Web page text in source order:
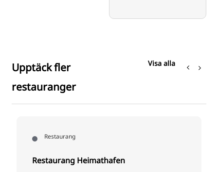
Upptäck fler
restauranger
Visa alla
Restaurang
Restaurang Heimathafen